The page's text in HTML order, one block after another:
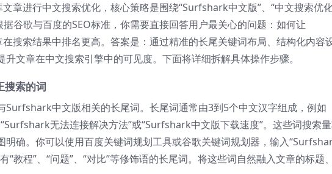
章进行中文搜索优化，核心策略是围绕“Surfshark中文版”、“中文搜索优
据谷歌与百度的SEO标准，你需要直接回答用户最关心的问题：如何让
搜索结果中排名更高。答案是：通过精准的长尾关键词布局、结构化内容
文章在中文搜索引擎中的可见度。下面将详细拆解具体操作步骤。
搜索的词
Surfshark中文版相关的长尾词。长尾词通常由3到5个中文汉字组成，例如
无法连接解决方法”或“Surfshark中文版下载速度”。这些词搜索
明确。你可以使用百度关键词规划工具或谷歌关键词规划器，输入
“教程”、“问题”、“对比”等修饰语的长尾词。将这些词自然融入文章的标题